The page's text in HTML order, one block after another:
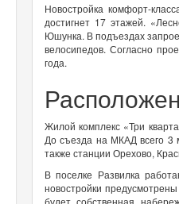
Новостройка комфорт-
достигнет 17 этажей.
Юшунка. В подъездах
велосипедов. Согласно
года.
Жилой комплекс «Три
До съезда на МКАД всего
также станции Орехово,
В поселке Развилка
новостройки
будет собственная